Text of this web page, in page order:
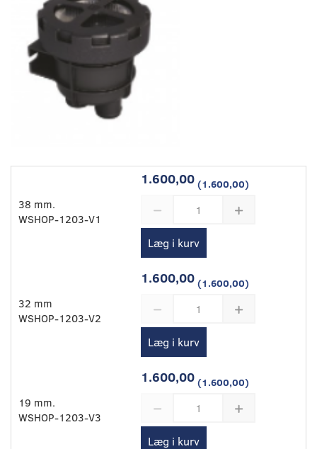
38 mm.
WSHOP-1203-V1
1.600,00 (1.600,00)
Læg i kurv
32 mm
WSHOP-1203-V2
1.600,00 (1.600,00)
Læg i kurv
19 mm.
WSHOP-1203-V3
1.600,00 (1.600,00)
Læg i kurv